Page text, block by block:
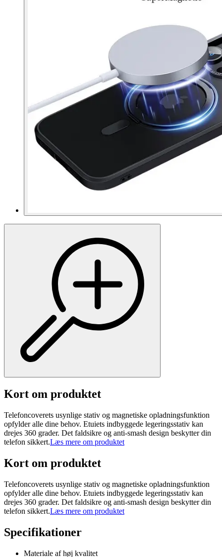
Kort om produktet
Telefoncoverets usynlige stativ og magnetiske opladningsfunktion
opfylder alle dine behov. Etuiets indbyggede legeringsstativ kan
drejes 360 grader. Det faldsikre og anti-smash design beskytter din
telefon sikkert.Læs mere om produktet
Kort om produktet
Telefoncoverets usynlige stativ og magnetiske opladningsfunktion
opfylder alle dine behov. Etuiets indbyggede legeringsstativ kan
drejes 360 grader. Det faldsikre og anti-smash design beskytter din
telefon sikkert.Læs mere om produktet
Specifikationer
Materiale af høj kvalitet